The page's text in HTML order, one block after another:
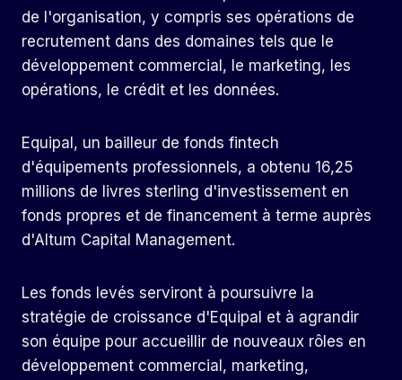
de l'organisation, y compris ses opérations de
recrutement dans des domaines tels que le
développement commercial, le marketing, les
opérations, le crédit et les données.
Equipal, un bailleur de fonds fintech
d'équipements professionnels, a obtenu 16,25
millions de livres sterling d'investissement en
fonds propres et de financement à terme auprès
d'Altum Capital Management.
Les fonds levés serviront à poursuivre la
stratégie de croissance d'Equipal et à agrandir
son équipe pour accueillir de nouveaux rôles en
développement commercial, marketing,